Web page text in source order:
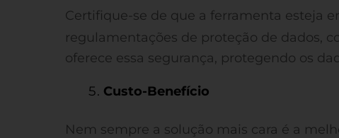
Certifique-se de que a ferramenta esteja
regulamentações de proteção de dados,
oferece essa segurança, protegendo os
Custo-Benefício
Nem sempre a solução mais cara é a